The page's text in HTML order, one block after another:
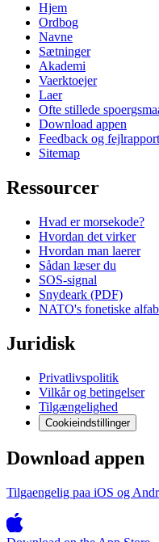
Hjem
Ordbog
Navne
Sætninger
Akademi
Vaerktoejer
Laer
Ofte stillede
Download appen
Feedback og fejlrapport
Sitemap
Ressourcer
Hvad er morsekode?
Hvordan det virker
Hvordan man laerer
Sådan læser du
SOS-signal
Snydeark (PDF)
NATO's fonetiske
Juridisk
Privatlivspolitik
Vilkår og betingelser
Tilgængelighed
Cookieindstillinger
Download appen
Tilgaengelig paa iOS og